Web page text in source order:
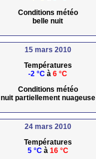
Conditions météo
belle nuit
15 mars 2010
Températures
-2 °C à 6 °C
Conditions météo
nuit partiellement nuageuse
24 mars 2010
Températures
5 °Cà 16 °C